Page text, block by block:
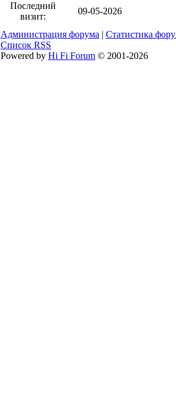
Последний
визит:
09-05-2026
Администрация форума | Статистика
Список RSS
Powered by Hi Fi Forum © 2001-2026